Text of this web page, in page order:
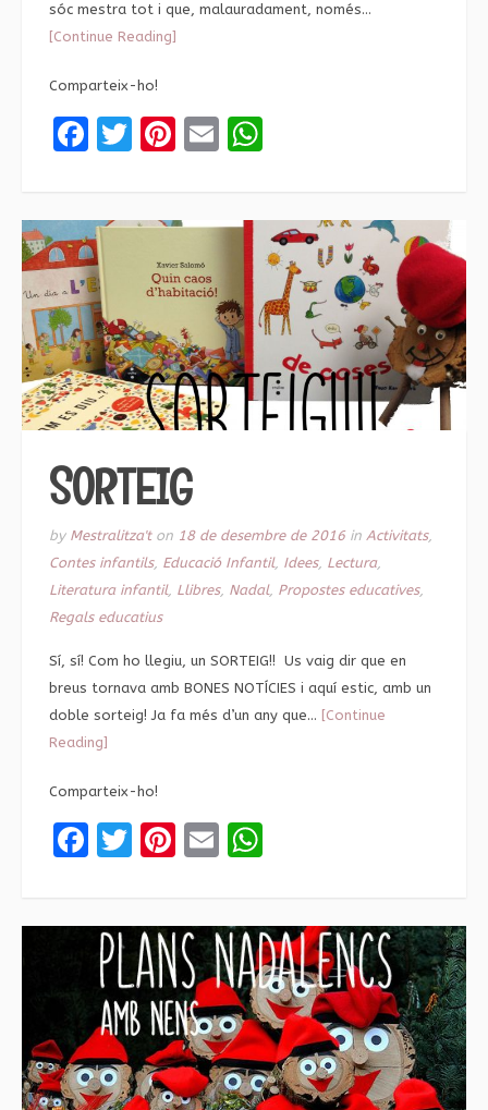
sóc mestra tot i que, malauradament, només…
[Continue Reading]
Comparteix-ho!
Facebook
Twitter
Pinterest
Email
SORTEIG
by Mestralitza'ton 18 de desembre de 2016 in Activitats,
Contes infantils, Educació Infantil, Idees, Lectura,
Literatura infantil, Llibres, Nadal, Propostes educatives,
Regals educatius
Sí, sí! Com ho llegiu, un SORTEIG!! Us vaig dir que en
breus tornava amb BONES NOTÍCIES i aquí estic, amb un
doble sorteig! Ja fa més d’un any que… [Continue
Reading]
Comparteix-ho!
Facebook
Twitter
Pinterest
Email